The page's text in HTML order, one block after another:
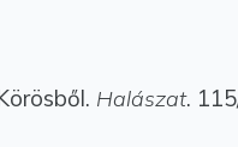
Halászat.